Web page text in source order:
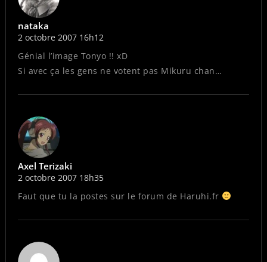
nataka
2 octobre 2007 16h12
Génial l’image Tonyo !! xD
Si avec ça les gens ne votent pas Mikuru chan…
Axel Terizaki
2 octobre 2007 18h35
Faut que tu la postes sur le forum de Haruhi.fr